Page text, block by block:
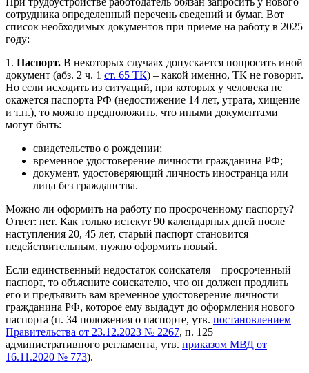
сотрудника определенный перечень сведений и бумаг. Вот
список необходимых документов при приеме на работу в 2025
году:
1. Паспорт. В некоторых случаях допускается попросить иной
документ (абз. 2 ч. 1 ст. 65 ТК) – какой именно, ТК не говорит.
Но если исходить из ситуаций, при которых у человека не
окажется паспорта РФ (недостижение 14 лет, утрата, хищение
и т.п.), то можно предположить, что иными документами
могут быть:
свидетельство о рождении;
временное удостоверение личности гражданина РФ;
документ, удостоверяющий личность иностранца или
лица без гражданства.
Можно ли оформить на работу по просроченному паспорту?
Ответ: нет. Как только истекут 90 календарных дней после
наступления 20, 45 лет, старый паспорт становится
недействительным, нужно оформить новый.
Если единственный недостаток соискателя – просроченный
паспорт, то объясните соискателю, что он должен продлить
его и предъявить вам временное удостоверение личности
гражданина РФ, которое ему выдадут до оформления нового
паспорта (п. 34 положения о паспорте, утв. постановлением
Правительства от 23.12.2023 № 2267, п. 125
административного регламента, утв. приказом МВД от
16.11.2020 № 773).